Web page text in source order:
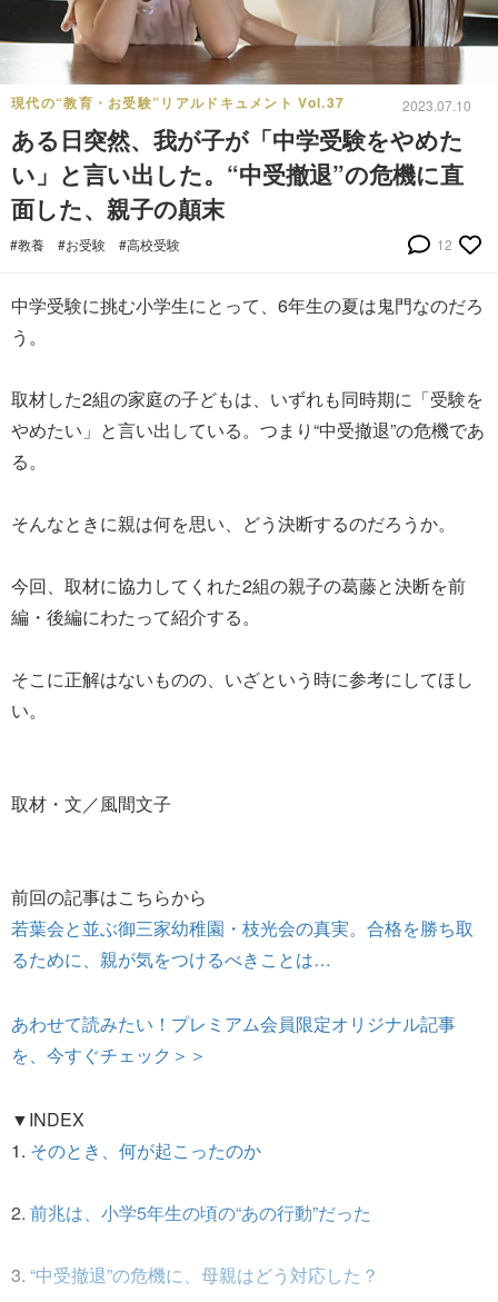
現代の“教育・お受験”リアルドキュメント Vol.37 2023.07.10
ある日突然、我が子が「中学受験をやめた
い」と言い出した。“中受撤退”の危機に直
面した、親子の顛末
#教養 #お受験 #高校受験 12
中学受験に挑む小学生にとって、6年生の夏は鬼門なのだろ
う。
取材した2組の家庭の子どもは、いずれも同時期に「受験を
やめたい」と言い出している。つまり“中受撤退”の危機であ
る。
そんなときに親は何を思い、どう決断するのだろうか。
今回、取材に協力してくれた2組の親子の葛藤と決断を前
編・後編にわたって紹介する。
そこに正解はないものの、いざという時に参考にしてほし
い。
取材・文／風間文子
前回の記事はこちらから
若葉会と並ぶ御三家幼稚園・枝光会の真実。合格を勝ち取
るために、親が気をつけるべきことは…
あわせて読みたい！プレミアム会員限定オリジナル記事
を、今すぐチェック＞＞
▼INDEX
1. そのとき、何が起こったのか
2. 前兆は、小学5年生の頃の“あの行動”だった
3. “中受撤退”の危機に、母親はどう対応した？